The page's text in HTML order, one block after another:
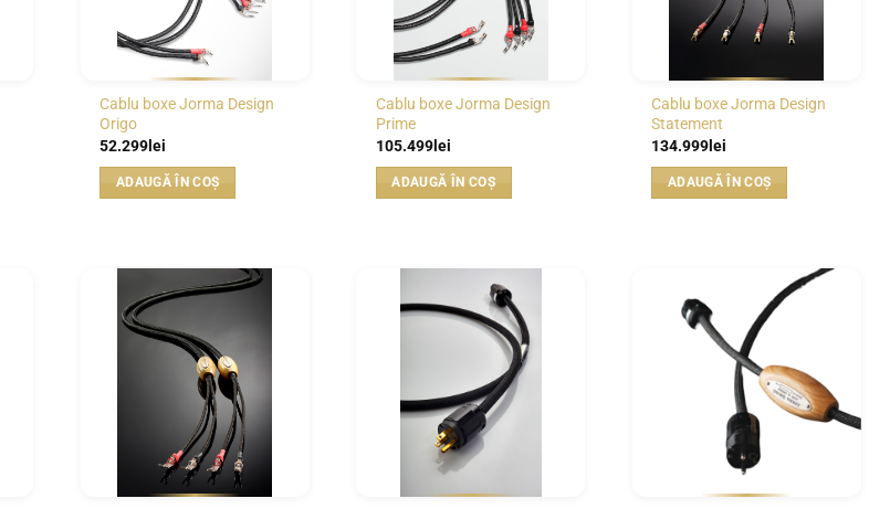
Cablu boxe Jorma Design
Origo
52.299 lei
ADAUGĂ ÎN COȘ
Cablu boxe Jorma Design
Prime
105.499lei
ADAUGĂ ÎN COȘ
Cablu boxe Jorma Design
Statement
134.999 lei
ADAUGĂ ÎN COȘ
WISHLIST